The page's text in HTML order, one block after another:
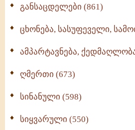
განსაცდელები (861)
ცხონება, სასუფეველი,
ამპარტავნება,
ღმერთი (673)
სინანული (598)
სიყვარული (550)